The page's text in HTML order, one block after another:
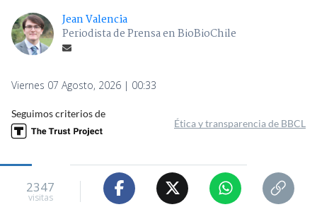
Jean Valencia
Periodista de Prensa en BioBioChile
Viernes 07 Agosto, 2026 | 00:33
Seguimos criterios de
Ética y transparencia de BBCL
2347
visitas